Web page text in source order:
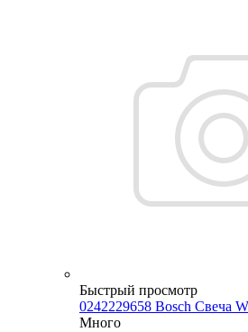
Быстрый просмотр
0242229658 Bosch Свеча
Много